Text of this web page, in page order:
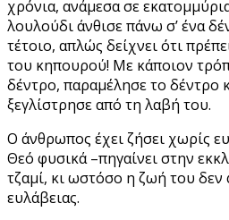
χρόνια, ανάμεσα σε
λουλούδι άνθισε πάνω σ’ ένα
τέτοιο, απλώς δείχνει ότι
του κηπουρού! Με κάποιον
δέντρο, παραμέλησε το δέντρο
ξεγλίστρησε από τη λαβή του.
Ο άνθρωπος έχει ζήσει χωρίς
Θεό φυσικά –πηγαίνει στην
τζαμί, κι ωστόσο η ζωή του δεν
ευλάβειας.